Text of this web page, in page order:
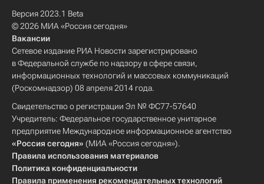
Версия 2023.1 Beta
© 2026 МИА «Россия сегодня»
Вакансии
Сетевое издание РИА Новости зарегистрировано
в Федеральной службе по надзору в сфере связи,
информационных технологий и массовых коммуникаций
(Роскомнадзор) 08 апреля 2014 года.
Свидетельство о регистрации Эл № ФС77-57640
Учредитель: Федеральное государственное унитарное
предприятие Международное информационное агентство
«Россия сегодня» (МИА «Россия сегодня»).
Правила использования материалов
Политика конфиденциальности
Правила применения рекомендательных технологий